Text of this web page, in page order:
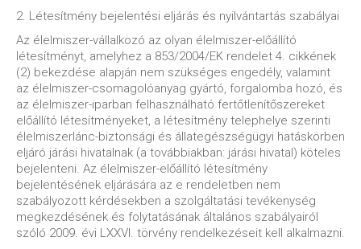
2. Létesítmény bejelentési eljárás és nyilvántartás szabályai
Az élelmiszer-vállalkozó az olyan élelmiszer-előállító
létesítményt, amelyhez a 853/2004/EK rendelet 4. cikkének
(2) bekezdése alapján nem szükséges engedély, valamint
az élelmiszer-csomagolóanyag gyártó, forgalomba hozó, és
az élelmiszer-iparban felhasználható fertőtlenítőszereket
előállító létesítményeket, a létesítmény telephelye szerinti
élelmiszerlánc-biztonsági és állategészségügyi hatáskörben
eljáró járási hivatalnak (a továbbiakban: járási hivatal) köteles
bejelenteni. Az élelmiszer-előállító létesítmény
bejelentésének eljárására az e rendeletben nem
szabályozott kérdésekben a szolgáltatási tevékenység
megkezdésének és folytatásának általános szabályairól
szóló 2009. évi LXXVI. törvény rendelkezéseit kell alkalmazni.